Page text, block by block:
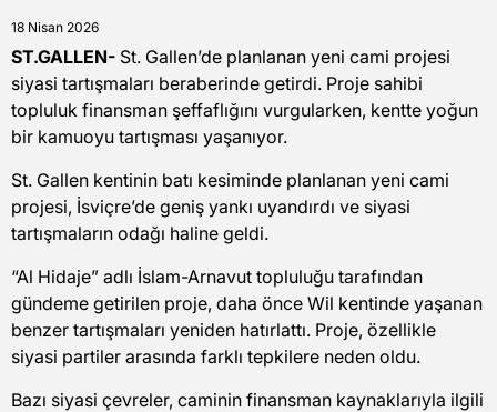
18 Nisan 2026
ST.GALLEN- St. Gallen’de planlanan yeni cami projesi
siyasi tartışmaları beraberinde getirdi. Proje sahibi
topluluk finansman şeffaflığını vurgularken, kentte yoğun
bir kamuoyu tartışması yaşanıyor.
St. Gallen kentinin batı kesiminde planlanan yeni cami
projesi, İsviçre’de geniş yankı uyandırdı ve siyasi
tartışmaların odağı haline geldi.
“Al Hidaje” adlı İslam-Arnavut topluluğu tarafından
gündeme getirilen proje, daha önce Wil kentinde yaşanan
benzer tartışmaları yeniden hatırlattı. Proje, özellikle
siyasi partiler arasında farklı tepkilere neden oldu.
Bazı siyasi çevreler, caminin finansman kaynaklarıyla ilgili